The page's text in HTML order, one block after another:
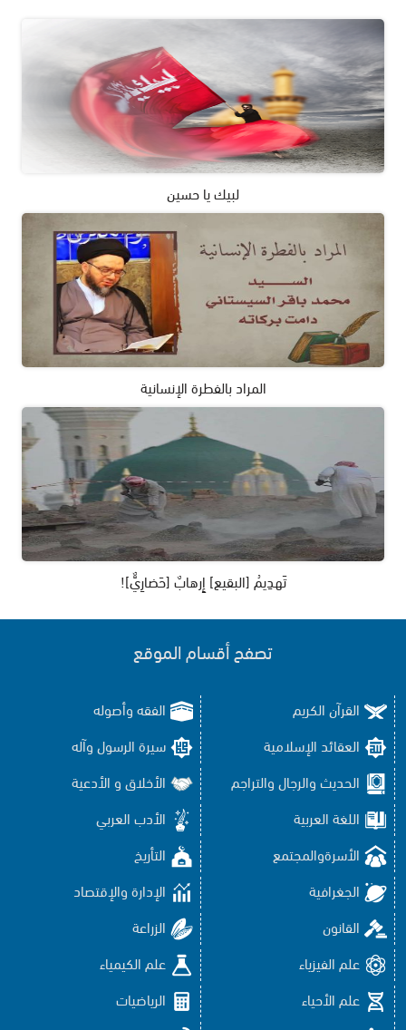
لبيك يا حسين
المراد بالفطرة الإنسانية
تَهدِيمُ [البقيع] إِرهابٌ [حَضارِيٌّ]!
تصفح أقسام الموقع
القرآن الكريم
الفقه وأصوله
العقائد الإسلامية
سيرة الرسول وآله
الحديث والرجال والتراجم
الأخلاق و الأدعية
اللغة العربية
الأدب العربي
الأسرةوالمجتمع
التأريخ
الجغرافية
الإدارة والإقتصاد
القانون
الزراعة
علم الفيزياء
علم الكيمياء
علم الأحياء
الرياضيات